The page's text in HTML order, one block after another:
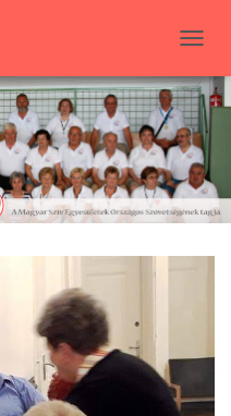
A
V
I
G
Á
C
I
Ó
P